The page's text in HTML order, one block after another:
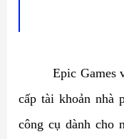
Epic Games
cấp tài khoản nhà
công cụ dành cho